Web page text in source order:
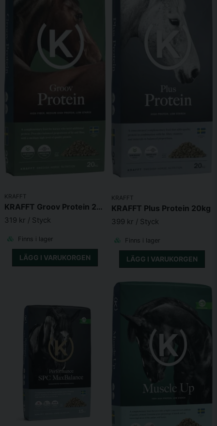
KRAFFT
KRAFFT Groov Protein 20kg
319 kr / Styck
Finns i lager
LÄGG I VARUKORGEN
KRAFFT
KRAFFT Plus Protein 20kg
399 kr / Styck
Finns i lager
LÄGG I VARUKORGEN